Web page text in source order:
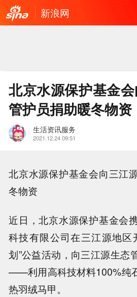
新浪网
北京水源保护基金
管护员捐助暖冬物资
生活资讯服务
2021.12.24 09:51
北京水源保护基金会向三江
冬物资
近日，北京水源保护基金会
科技有限公司在三江源地区
划”公益活动，向三江源生态
——利用高科技材料100%纯
热羽绒马甲。